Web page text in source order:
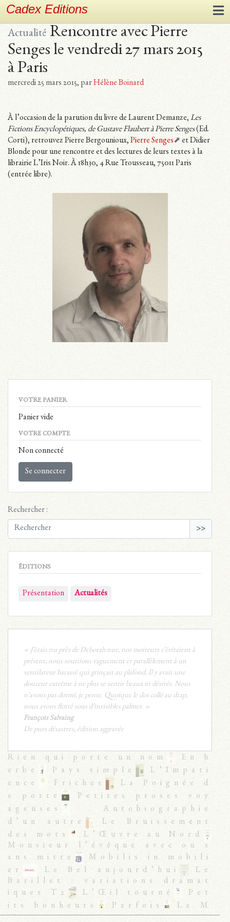
Cadex Editions
Actualité Rencontre avec Pierre
Senges le vendredi 27 mars 2015
à Paris
mercredi 25 mars 2015, parHélène Boinard
À l’occasion de la parution du livre de Laurent Demanze, Les
Fictions Encyclopétiques, de Gustave Flaubert à Pierre Senges(Ed.
Corti), retrouvez Pierre Bergounioux, Pierre Senges
et Didier
Blonde pour une rencontre et des lectures de leurs textes à la
librairie L’Iris Noir. À 18h30, 4 Rue Trousseau, 75011 Paris
(entrée libre).
VOTRE PANIER
Panier vide
VOTRE COMPTE
Non connecté
Se connecter
Rechercher :
>>
ÉDITIONS
Présentation Actualités
« J’étais nu près de Deborah nue, nos moiteurs s’évitaient à
présent, nous souriions vaguement et parallèlement à un
ventilateur harassé qui grinçait au plafond. Il y avait une
douceur extrême à ne plus se sentir beaux ni désirés. Nous
n’avons pas dormi, je pense. Quoique le dos collé au drap,
nous avons flotté sous d’invisibles palmes. »
François Salvaing
De purs désastres, édition aggravée
Rien qui porte un nom
En h
erbe
Pays simple
L’Impati
ence
Friches
La Poignée d
e porte
Petites proses voy
ageuses
Autobiographie
d’un autre
Le Bruissement
des mots
L’Œuvre au Nord
Monsieur l’évêque avec ou s
ans mitre
Mobilis in mobili
er
Le Bel aujourd’hui
Le
Barillet : variations dramat
iques T2
L’Œil tourné
Pet
its bonheurs
Parfois
La M